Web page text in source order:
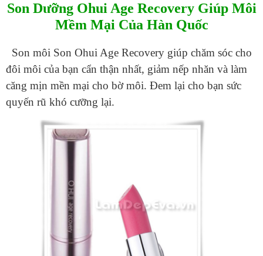
Son Dưỡng Ohui Age Recovery Giúp Môi
Mềm Mại Của Hàn Quốc
Son môi Son Ohui Age Recovery giúp chăm sóc cho
đôi môi của bạn cẩn thận nhất, giảm nếp nhăn và làm
căng mịn mền mại cho bờ môi. Đem lại cho bạn sức
quyến rũ khó cưỡng lại.